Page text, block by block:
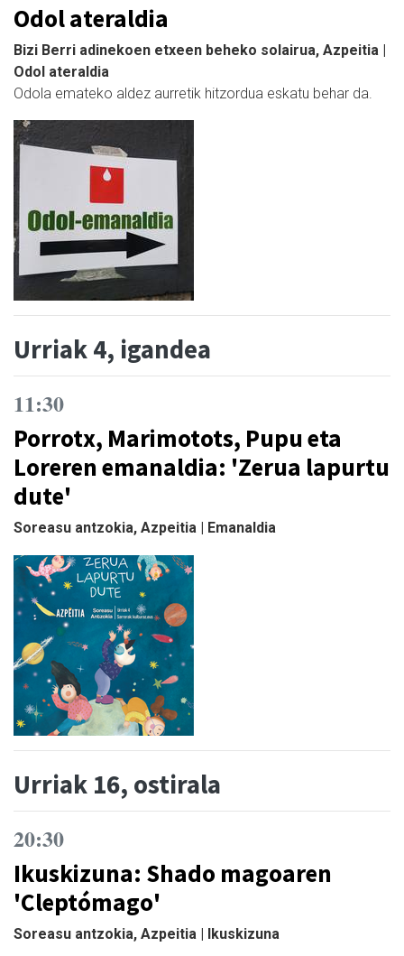
Odol ateraldia
Bizi Berri adinekoen etxeen beheko solairua, Azpeitia |
Odol ateraldia
Odola emateko aldez aurretik hitzordua eskatu behar da.
Urriak 4, igandea
11:30
Porrotx, Marimotots, Pupu eta
Loreren emanaldia: 'Zerua lapurtu
dute'
Soreasu antzokia, Azpeitia | Emanaldia
Urriak 16, ostirala
20:30
Ikuskizuna: Shado magoaren
'Cleptómago'
Soreasu antzokia, Azpeitia | Ikuskizuna